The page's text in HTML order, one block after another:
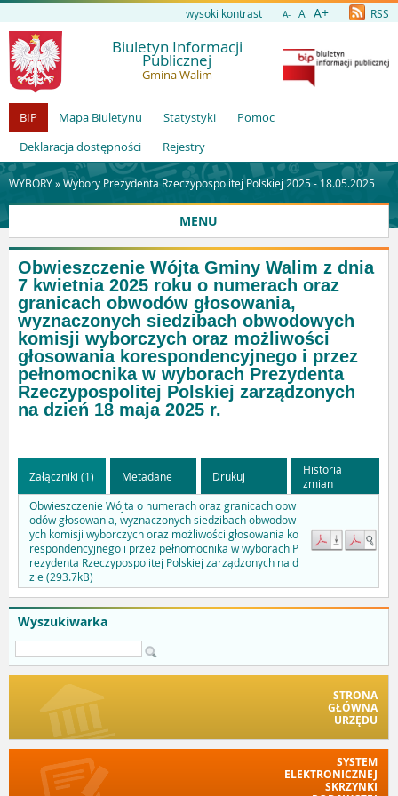
wysoki kontrast A- A A+ RSS
Biuletyn Informacji
Publicznej
Gmina Walim
BIP Mapa Biuletynu Statystyki
Pomoc
Deklaracja dostępności
Rejestry
WYBORY »Wybory Prezydenta Rzeczypospolitej Polskiej 2025 - 18.05.2025
MENU
Wyszukiwarka
STRONA
GŁÓWNA
URZĘDU
SYSTEM
ELEKTRONICZNEJ
SKRZYNKI
Obwieszczenie Wójta Gminy Walim z dnia
7 kwietnia 2025 roku o numerach oraz
granicach obwodów głosowania,
wyznaczonych siedzibach obwodowych
komisji wyborczych oraz możliwości
głosowania korespondencyjnego i przez
pełnomocnika w wyborach Prezydenta
Rzeczypospolitej Polskiej zarządzonych
na dzień 18 maja 2025 r.
Załączniki (1) Metadane Drukuj
Historia
zmian
Obwieszczenie Wójta o numerach oraz granicach obw
odów głosowania, wyznaczonych siedzibach obwodow
ych komisji wyborczych oraz możliwości głosowania ko
respondencyjnego i przez pełnomocnika w wyborach P
rezydenta Rzeczypospolitej Polskiej zarządzonych na d
zie (293.7kB)